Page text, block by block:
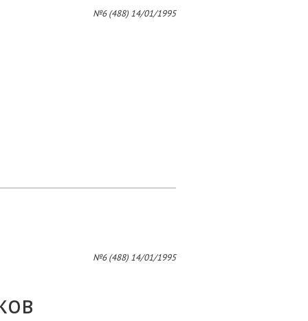
4
№6 (488) 14/01/1995
№6 (488) 14/01/1995